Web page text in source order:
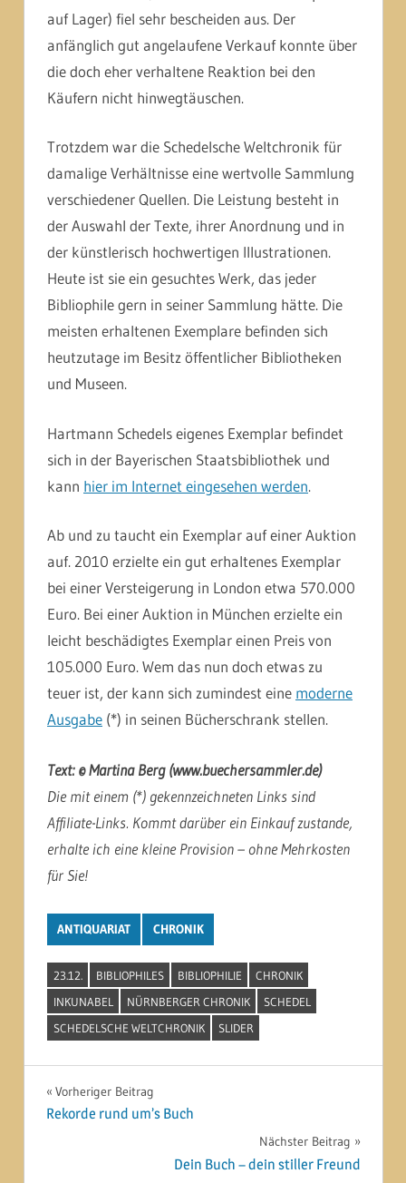
auf Lager) fiel sehr bescheiden aus. Der
anfänglich gut angelaufene Verkauf konnte über
die doch eher verhaltene Reaktion bei den
Käufern nicht hinwegtäuschen.
Trotzdem war die Schedelsche Weltchronik für
damalige Verhältnisse eine wertvolle Sammlung
verschiedener Quellen. Die Leistung besteht in
der Auswahl der Texte, ihrer Anordnung und in
der künstlerisch hochwertigen Illustrationen.
Heute ist sie ein gesuchtes Werk, das jeder
Bibliophile gern in seiner Sammlung hätte. Die
meisten erhaltenen Exemplare befinden sich
heutzutage im Besitz öffentlicher Bibliotheken
und Museen.
Hartmann Schedels eigenes Exemplar befindet
sich in der Bayerischen Staatsbibliothek und
kann hier im Internet eingesehen werden.
Ab und zu taucht ein Exemplar auf einer Auktion
auf. 2010 erzielte ein gut erhaltenes Exemplar
bei einer Versteigerung in London etwa 570.000
Euro. Bei einer Auktion in München erzielte ein
leicht beschädigtes Exemplar einen Preis von
105.000 Euro. Wem das nun doch etwas zu
teuer ist, der kann sich zumindest eine moderne
Ausgabe (*) in seinen Bücherschrank stellen.
Text: © Martina Berg (www.buechersammler.de)
Die mit einem (*) gekennzeichneten Links sind
Affiliate-Links. Kommt darüber ein Einkauf zustande,
erhalte ich eine kleine Provision – ohne Mehrkosten
für Sie!
ANTIQUARIAT CHRONIK
23.12. BIBLIOPHILES BIBLIOPHILIE
CHRONIK
INKUNABEL
NÜRNBERGER CHRONIK
SCHEDEL
SCHEDELSCHE WELTCHRONIK
SLIDER
Beitragsnavigation
Vorheriger Beitrag
Rekorde rund um’s Buch
Nächster Beitrag
Dein Buch – dein stiller Freund